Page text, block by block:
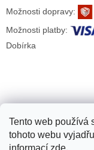
Tento web používá
tohoto webu
informací zde.
Možnosti dopravy:
Možnosti platby:
Dobírka